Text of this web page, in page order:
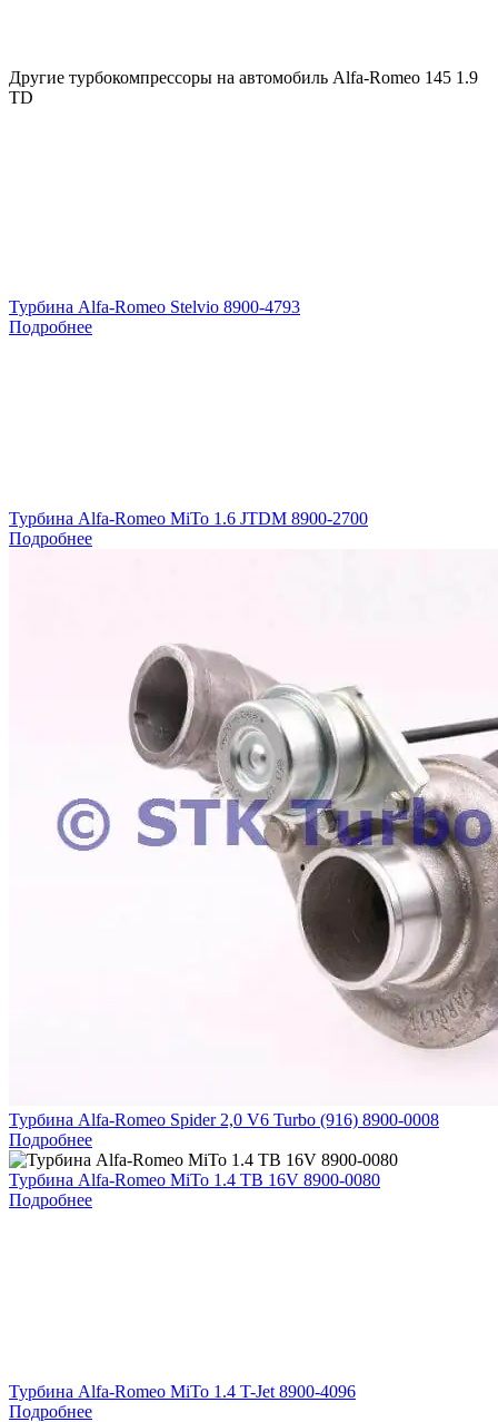
Другие турбокомпрессоры на автомобиль Alfa-Romeo 145 1.9
TD
Турбина Alfa-Romeo Stelvio 8900-4793
Подробнее
Турбина Alfa-Romeo MiTo 1.6 JTDM 8900-2700
Подробнее
Турбина Alfa-Romeo Spider 2,0 V6 Turbo (916) 8900-0008
Подробнее
Турбина Alfa-Romeo MiTo 1.4 TB 16V 8900-0080
Подробнее
Турбина Alfa-Romeo MiTo 1.4 T-Jet 8900-4096
Подробнее